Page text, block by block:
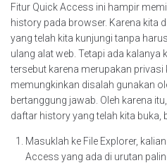
Fitur Quick Access ini hampir
history pada browser. Karena kita
yang telah kita kunjungi tanpa
ulang alat web. Tetapi ada
tersebut karena merupakan privasi
memungkinkan disalah gunakan
bertanggung jawab. Oleh karena
daftar history yang telah kita buka,
Masuklah ke File Explorer,
Access yang ada di urutan